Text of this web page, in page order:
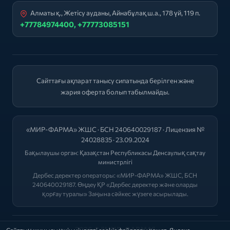
Алматы қ., Жетісу ауданы, Айнабұлақ ш.а., 178 үй, 119 п.
+77784974400, +77773085151
Сайттағы ақпарат танысу сипатында берілген және
жария оферта болып табылмайды.
«МИР-ФАРМА» ЖШС · БСН 240640029187 · Лицензия №
24028835 · 23.09.2024
Бақылаушы орган: Қазақстан Республикасы Денсаулық сақтау
министрлігі
Дербес деректер операторы: «МИР-ФАРМА» ЖШС, БСН
240640029187. Өңдеу ҚР «Дербес деректер және оларды
қорғау туралы» Заңына сәйкес жүзеге асырылады.